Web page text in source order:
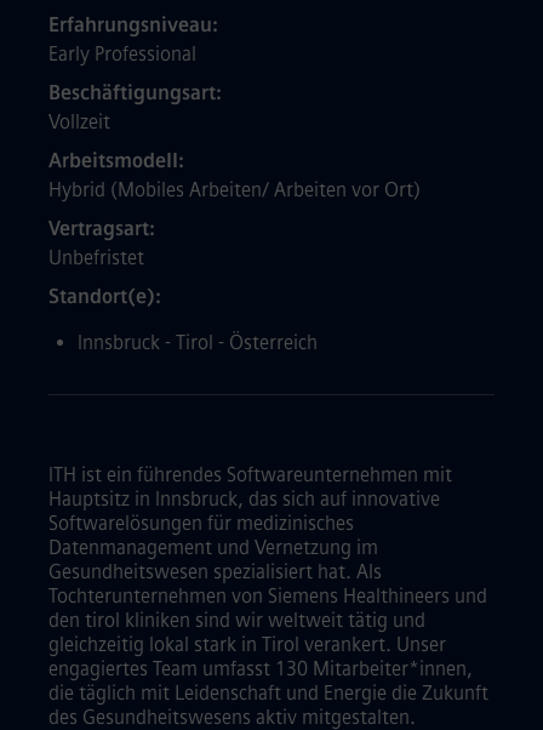
Erfahrungsniveau
Early Professional
Beschäftigungsart
Vollzeit
Arbeitsmodell
Hybrid (Mobiles Arbeiten/ Arbeiten vor Ort)
Vertragsart
Unbefristet
Standort(e)
Innsbruck - Tirol - Österreich
ITH ist ein führendes Softwareunternehmen mit
Hauptsitz in Innsbruck, das sich auf innovative
Softwarelösungen für medizinisches
Datenmanagement und Vernetzung im
Gesundheitswesen spezialisiert hat. Als
Tochterunternehmen von Siemens Healthineers und
den tirol kliniken sind wir weltweit tätig und
gleichzeitig lokal stark in Tirol verankert. Unser
engagiertes Team umfasst 130 Mitarbeiter*innen,
die täglich mit Leidenschaft und Energie die Zukunft
des Gesundheitswesens aktiv mitgestalten.